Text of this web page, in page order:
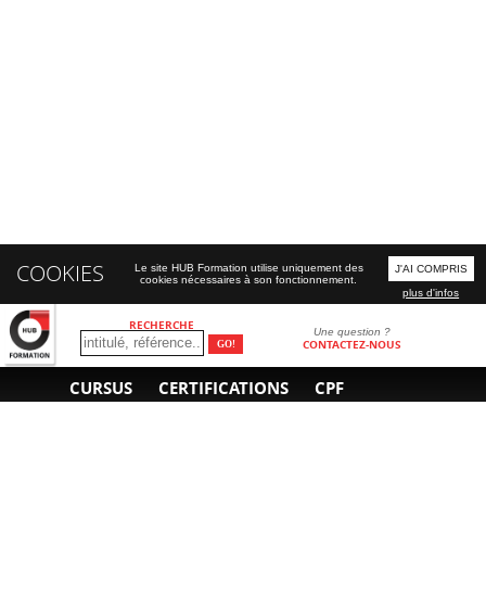
RECHERCHE Une question ?
CONTACTEZ-NOUS
CURSUS CERTIFICATIONS CPF
COOKIES
Le site HUB Formation utilise uniquement des
cookies nécessaires à son fonctionnement.
J'AI COMPRIS
plus d'infos